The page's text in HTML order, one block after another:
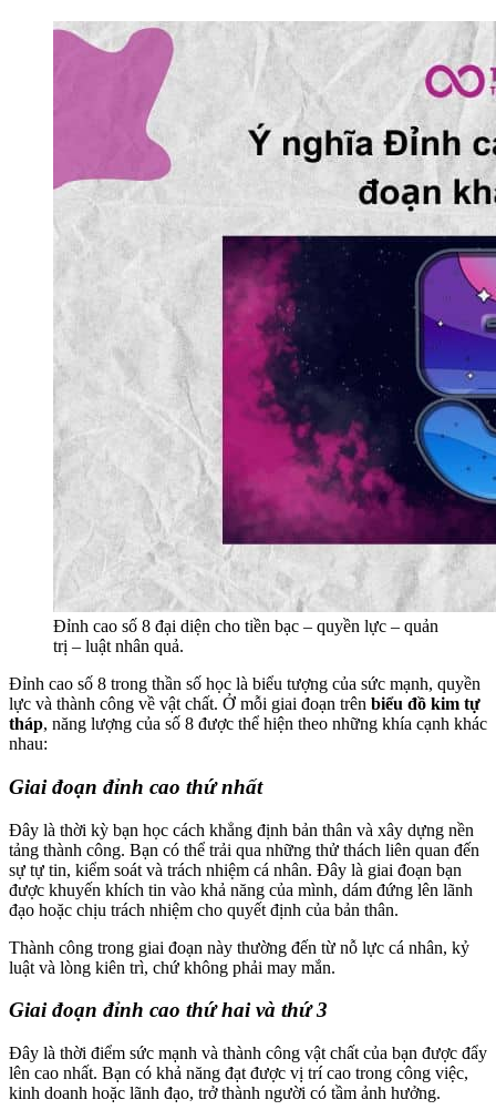
Đỉnh cao số 8 đại diện cho tiền bạc – quyền lực – quản
trị – luật nhân quả.
Đỉnh cao số 8 trong thần số học là biểu tượng của sức mạnh, quyền
lực và thành công về vật chất. Ở mỗi giai đoạn trên biểu đồ kim tự
tháp, năng lượng của số 8 được thể hiện theo những khía cạnh khác
nhau:
Giai đoạn đỉnh cao thứ nhất
Đây là thời kỳ bạn học cách khẳng định bản thân và xây dựng nền
tảng thành công. Bạn có thể trải qua những thử thách liên quan đến
sự tự tin, kiểm soát và trách nhiệm cá nhân. Đây là giai đoạn bạn
được khuyến khích tin vào khả năng của mình, dám đứng lên lãnh
đạo hoặc chịu trách nhiệm cho quyết định của bản thân.
Thành công trong giai đoạn này thường đến từ nỗ lực cá nhân, kỷ
luật và lòng kiên trì, chứ không phải may mắn.
Giai đoạn đỉnh cao thứ hai và thứ 3
Đây là thời điểm sức mạnh và thành công vật chất của bạn được đẩy
lên cao nhất. Bạn có khả năng đạt được vị trí cao trong công việc,
kinh doanh hoặc lãnh đạo, trở thành người có tầm ảnh hưởng.